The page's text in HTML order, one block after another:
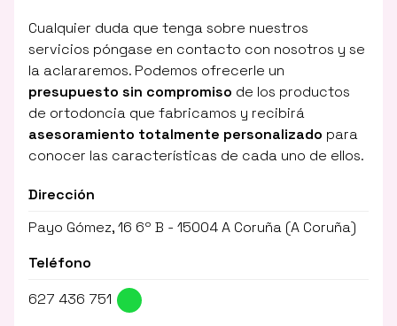
Cualquier duda que tenga sobre nuestros
servicios póngase en contacto con nosotros y se
la aclararemos. Podemos ofrecerle un
presupuesto sin compromiso de los productos
de ortodoncia que fabricamos y recibirá
asesoramiento totalmente personalizado para
conocer las características de cada uno de ellos.
Dirección
Payo Gómez, 16 6º B - 15004 A Coruña (A Coruña)
Teléfono
627 436 751